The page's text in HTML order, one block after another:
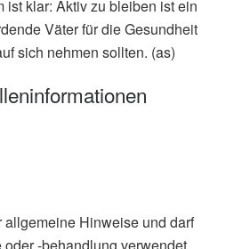
ist klar: Aktiv zu bleiben ist ein
Väter für die Gesundheit
sich nehmen sollten. (as)
Hinweise und darf
-behandlung verwendet